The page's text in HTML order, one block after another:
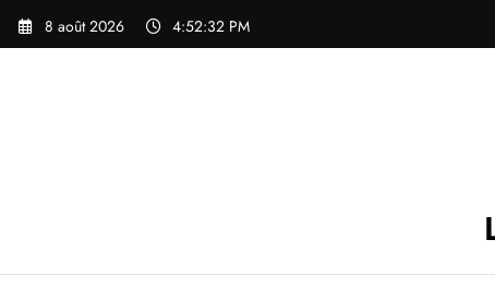
Aller
8 août 2026 4:52:32 PM